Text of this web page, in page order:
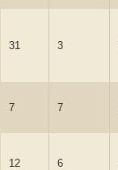
31 3
7 7
12 6